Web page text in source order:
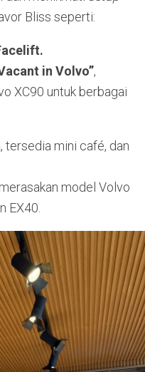
Bliss seperti:
in Volvo”,
XC90 untuk berbagai
, tersedia mini café, dan
model Volvo
EX40.